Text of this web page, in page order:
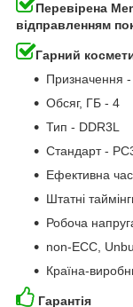
Перевірена
відправленням
Гарний
Призначення -
Обсяг, ГБ - 4
Тип - DDR3L
Стандарт -
Ефективна
Штатні
Робоча
non-ECC,
Країна-
Гарантія